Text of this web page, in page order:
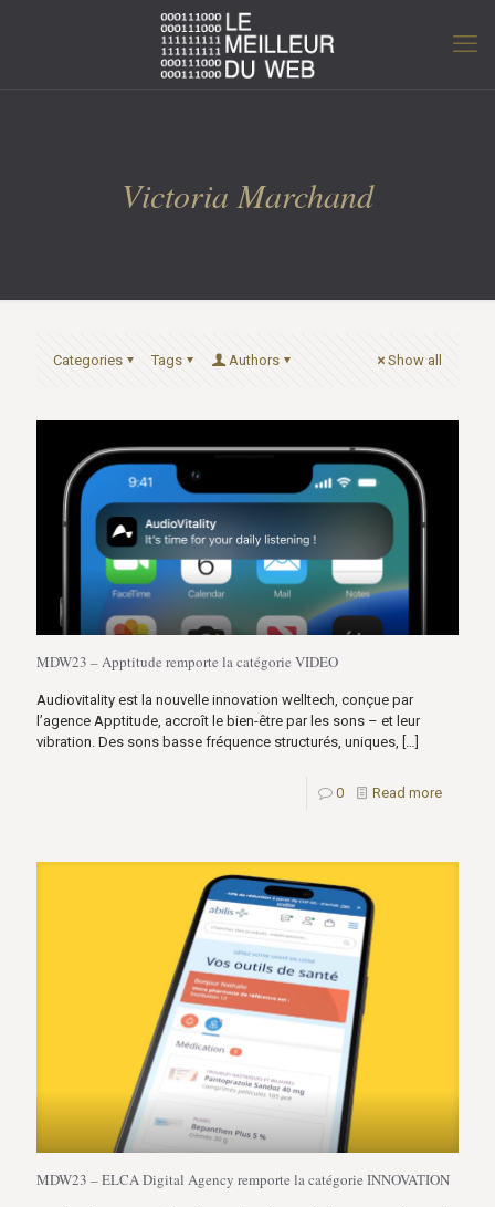
Victoria Marchand
Categories Tags Authors Show all
MDW23 – Apptitude remporte la catégorie VIDEO
Audiovitality est la nouvelle innovation welltech, conçue par
l’agence Apptitude, accroît le bien-être par les sons – et leur
vibration. Des sons basse fréquence structurés, uniques, […]
0 Read more
MDW23 – ELCA Digital Agency remporte la catégorie INNOVATION